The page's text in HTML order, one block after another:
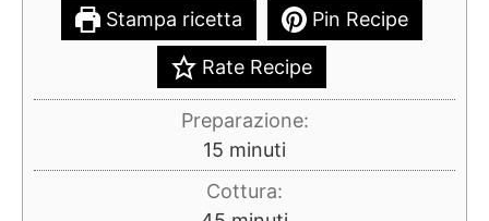
Stampa ricetta Pin Recipe
Rate Recipe
Preparazione:
15 minuti
minuti
Cottura: